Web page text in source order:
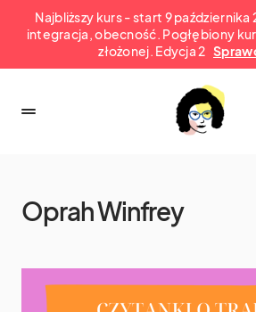
Najbliższy kurs - start 9 października
integracja, obecność. Pogłębiony
złożonej. Edycja 2
Oprah Winfrey